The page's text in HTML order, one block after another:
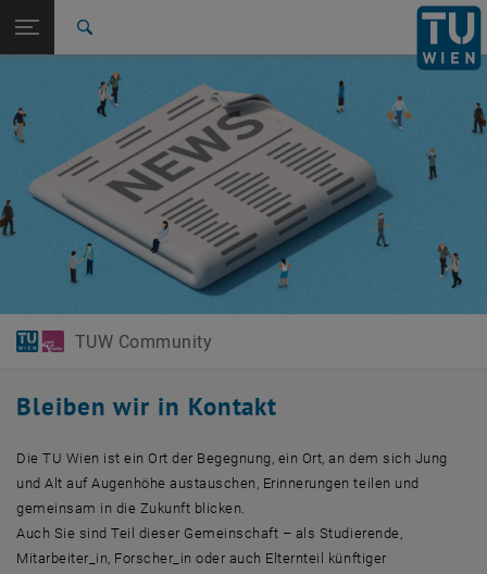
TU Login
Quicklinks
Quicklinks-Menü umschalten
Studium
International
Karriere
Zur 1. Menü Ebene
TUW Community
Zurück: Subseiten von TUW Community auflisten
Zurück zur letzten Ebene:
TUW Community
News & Events
TUW Community
Bleiben wir in Kontakt
Die TU Wien ist ein Ort der Begegnung, ein Ort, an dem sich Jung
und Alt auf Augenhöhe austauschen, Erinnerungen teilen und
gemeinsam in die Zukunft blicken.
Auch Sie sind Teil dieser Gemeinschaft – als Studierende,
Mitarbeiter_in, Forscher_in oder auch Elternteil künftiger